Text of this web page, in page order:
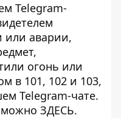
Telegram-
или аварии,
огонь или
в 101, 102 и 103,
Telegram-чате.
можно ЗДЕСЬ.